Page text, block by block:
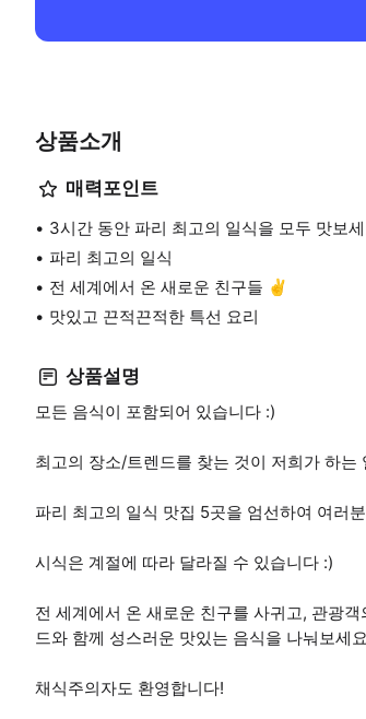
상품소개
매력포인트
3시간 동안 파리 최고의 일식을 모두 맛보
파리 최고의 일식
전 세계에서 온 새로운 친구들 ✌
맛있고 끈적끈적한 특선 요리
상품설명
모든 음식이 포함되어 있습니다 :)
최고의 장소/트렌드를 찾는 것이 저희가 하
파리 최고의 일식 맛집 5곳을 엄선하여 여러
시식은 계절에 따라 달라질 수 있습니다 :)
전 세계에서 온 새로운 친구를 사귀고, 관광
드와 함께 성스러운 맛있는 음식을 나눠보세
채식주의자도 환영합니다!